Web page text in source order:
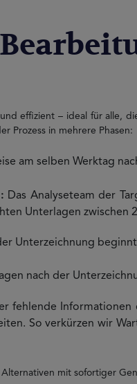
effizient – ideal für alle,
Prozess in mehrere Phasen:
am selben Werktag
Das Analyseteam der
Unterlagen zwischen
Unterzeichnung
nach der
fehlende
So verkürzen wir
mit sofortiger